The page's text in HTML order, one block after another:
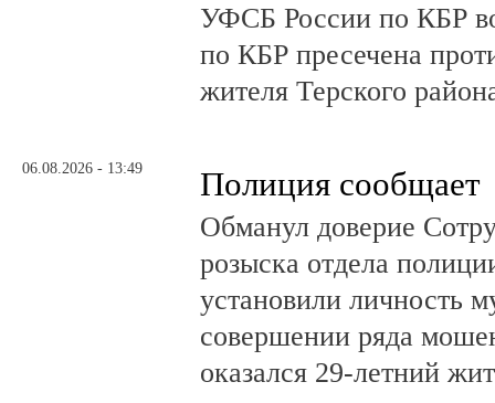
УФСБ России по КБР
по КБР пресечена
жителя Терского
06.08.2026 - 13:49 Полиция сообщает
Обманул доверие
розыска отдела
установили личность
совершении ряда
оказался 29-летний